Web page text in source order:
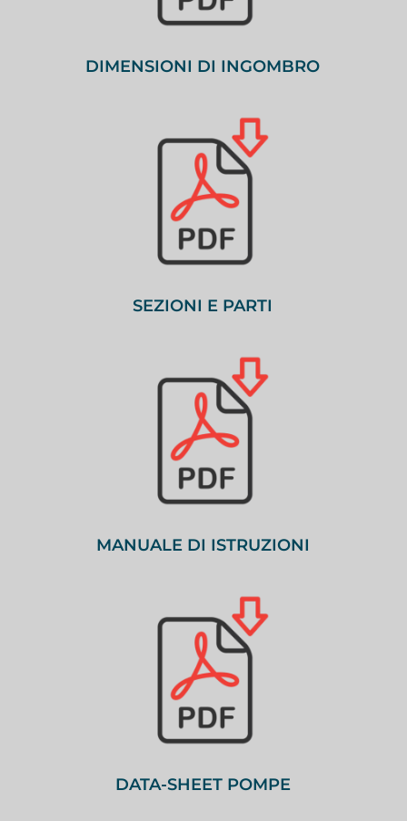
DIMENSIONI DI INGOMBRO
SEZIONI E PARTI
MANUALE DI ISTRUZIONI
DATA-SHEET POMPE